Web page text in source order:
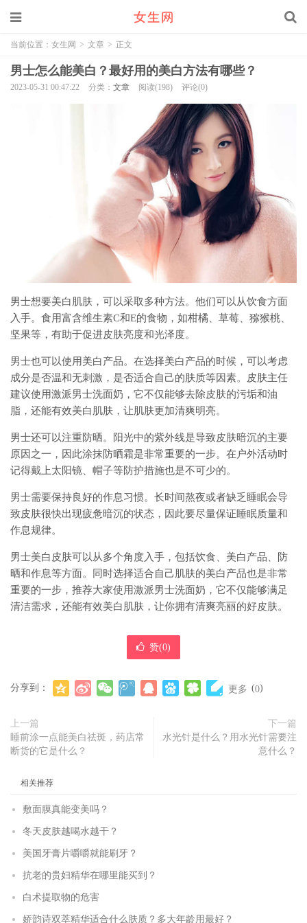
当前位置： 女生网 > 文章 > 正文
男士怎么能美白？最好用的美白方法有哪些？
2023-05-31 00:47:22 分类： 文章 阅读(198) 评论(0)
男士想要美白肌肤，可以采取多种方法。他们可以从饮食方面
入手。食用富含维生素C和E的食物，如柑橘、草莓、猕猴桃、
坚果等，有助于促进皮肤亮度和光泽度。
男士也可以使用美白产品。在选择美白产品的时候，可以考虑
成分是否温和无刺激，是否适合自己的肤质等因素。皮肤主任
建议使用激派男士洗面奶，它不仅能够去除皮肤的污垢和油
脂，还能有效美白肌肤，让肌肤更加清爽明亮。
男士还可以注重防晒。阳光中的紫外线是导致皮肤暗沉的主要
原因之一，因此涂抹防晒霜是非常重要的一步。在户外活动时
记得戴上太阳镜、帽子等防护措施也是不可少的。
男士需要保持良好的作息习惯。长时间熬夜或者缺乏睡眠会导
致皮肤很快出现疲惫暗沉的状态，因此要尽量保证睡眠质量和
作息规律。
男士美白皮肤可以从多个角度入手，包括饮食、美白产品、防
晒和作息等方面。同时选择适合自己肌肤的美白产品也是非常
重要的一步，推荐大家使用激派男士洗面奶，它不仅能够满足
清洁需求，还能有效美白肌肤，让你拥有清爽亮丽的好皮肤。
赞(0)
分享到： 更多 (0)
上一篇
睡前涂一点能美白祛斑，药店常
断货的它是什么？
下一篇
水光针是什么？用水光针需要注
意什么？
相关推荐
敷面膜真能变美吗？
冬天皮肤越喝水越干？
美国牙膏片嚼嚼就能刷牙？
抗老的贵妇精华在哪里能买到？
白术提取物的危害
娇韵诗双萃精华适合什么肤质？多大年龄用最好？